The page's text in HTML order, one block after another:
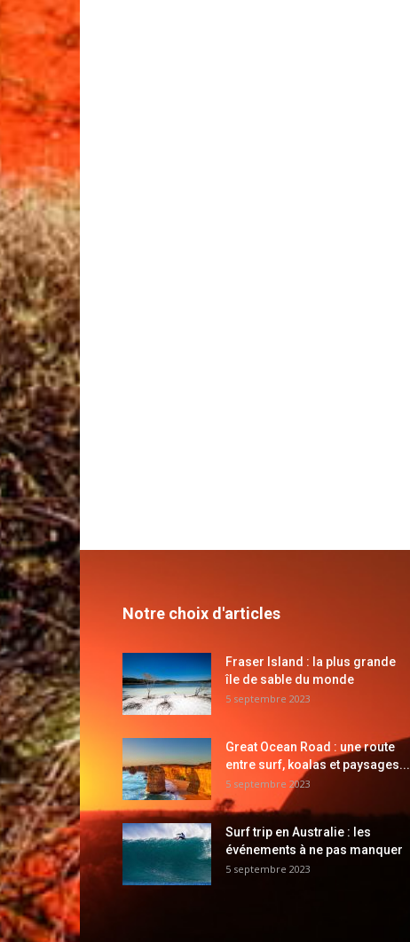
Notre choix d'articles
Fraser Island : la plus grande
île de sable du monde
5 septembre 2023
Great Ocean Road : une route
entre surf, koalas et paysages...
5 septembre 2023
Surf trip en Australie : les
événements à ne pas manquer
5 septembre 2023